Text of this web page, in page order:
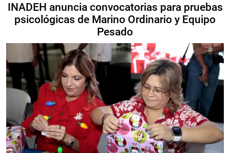
INADEH anuncia convocatorias para pruebas
psicológicas de Marino Ordinario y Equipo
Pesado